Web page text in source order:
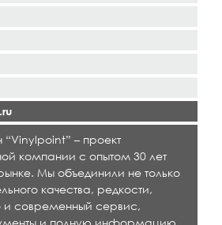
“Vinylpoint” – проект
компании с опытом 30 лет
Мы объединили не только
качества, редкости,
и современный сервис,
и полную информацию